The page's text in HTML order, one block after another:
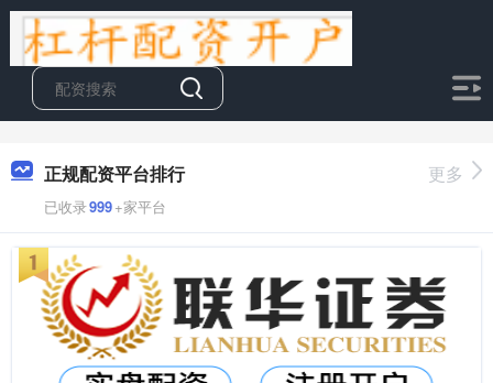
正规配资平台排行
已收录999+家平台
更多